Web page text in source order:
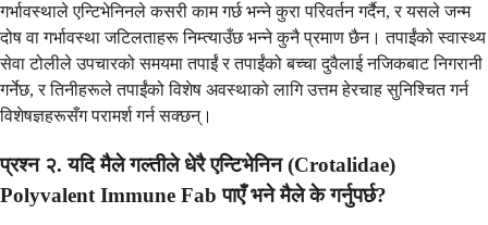
गर्भावस्थाले एन्टिभेनिनले कसरी काम गर्छ भन्ने कुरा परिवर्तन गर्दैन, र यसले जन्म
दोष वा गर्भावस्था जटिलताहरू निम्त्याउँछ भन्ने कुनै प्रमाण छैन। तपाईंको स्वास्थ्य
सेवा टोलीले उपचारको समयमा तपाईं र तपाईंको बच्चा दुवैलाई नजिकबाट निगरानी
गर्नेछ, र तिनीहरूले तपाईंको विशेष अवस्थाको लागि उत्तम हेरचाह सुनिश्चित गर्न
विशेषज्ञहरूसँग परामर्श गर्न सक्छन्।
प्रश्न २. यदि मैले गल्तीले धेरै एन्टिभेनिन (Crotalidae)
Polyvalent Immune Fab पाएँ भने मैले के गर्नुपर्छ?